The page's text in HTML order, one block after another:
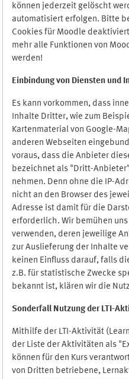
können jederzeit gelöscht
automatisiert erfolgen. Bitte
Cookies für Moodle
mehr alle Funktionen von
werden!
Einbindung von Diensten und
Es kann vorkommen, dass
Inhalte Dritter, wie zum
Kartenmaterial von Google-
anderen Webseiten
voraus, dass die Anbieter
bezeichnet als "Dritt-
nehmen. Denn ohne die IP-
nicht an den Browser des
Adresse ist damit für die
erforderlich. Wir bemühen
verwenden, deren jeweilige
zur Auslieferung der Inhalte
keinen Einfluss darauf, falls
z.B. für statistische Zwecke
bekannt ist, klären wir die
Sonderfall Nutzung der LTI-
Mithilfe der LTI-Aktivität
der Liste der Aktivitäten als
können für den Kurs
von Dritten betriebene,